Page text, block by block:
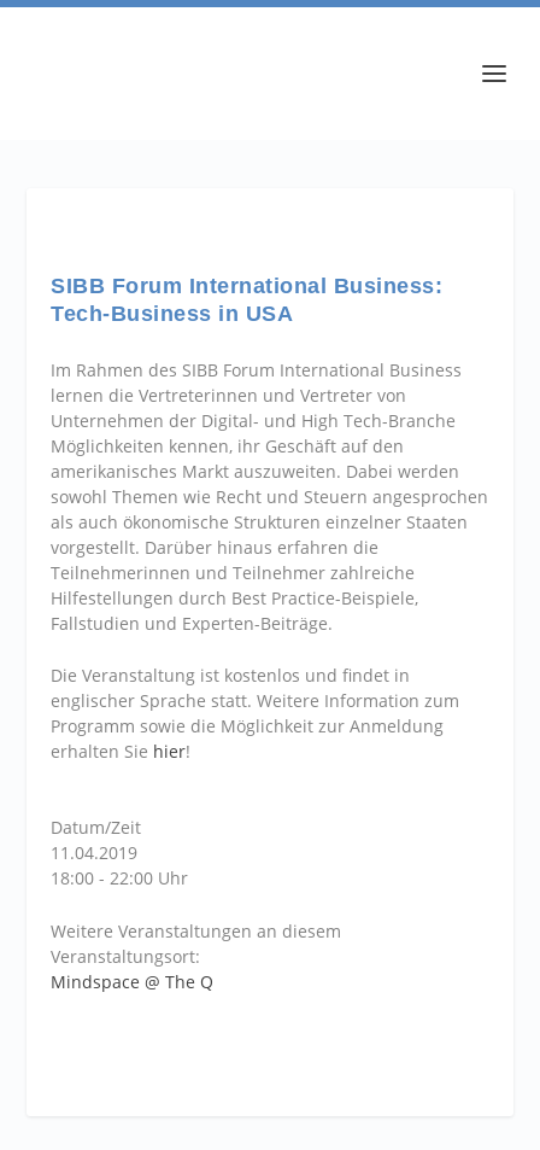
SIBB Forum International Business:
Tech-Business in USA
Im Rahmen des SIBB Forum International Business
lernen die Vertreterinnen und Vertreter von
Unternehmen der Digital- und High Tech-Branche
Möglichkeiten kennen, ihr Geschäft auf den
amerikanisches Markt auszuweiten. Dabei werden
sowohl Themen wie Recht und Steuern angesprochen
als auch ökonomische Strukturen einzelner Staaten
vorgestellt. Darüber hinaus erfahren die
Teilnehmerinnen und Teilnehmer zahlreiche
Hilfestellungen durch Best Practice-Beispiele,
Fallstudien und Experten-Beiträge.
Die Veranstaltung ist kostenlos und findet in
englischer Sprache statt. Weitere Information zum
Programm sowie die Möglichkeit zur Anmeldung
erhalten Sie hier!
Datum/Zeit
11.04.2019
18:00 - 22:00 Uhr
Weitere Veranstaltungen an diesem
Veranstaltungsort:
Mindspace @ The Q